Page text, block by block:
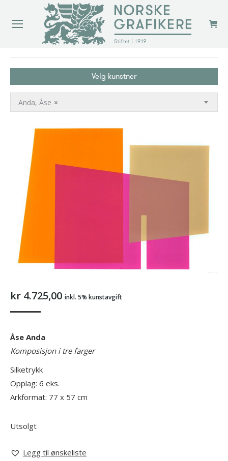
Velg kunstner
×
Anda, Åse
kr 4.725,00 inkl. 5% kunstavgift
Åse Anda
Komposisjon i tre farger
Silketrykk
Opplag: 6 eks.
Arkformat: 77 x 57 cm
Utsolgt
Legg til ønskeliste